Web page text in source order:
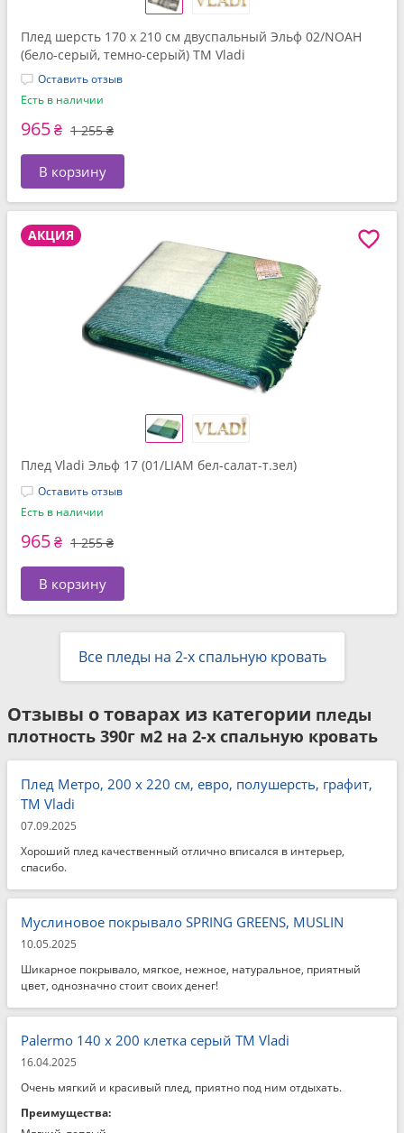
Плед шерсть 170 x 210 см двуспальный Эльф 02/NOAH
(бело-серый, темно-серый) ТМ Vladi
Оставить отзыв
Есть в наличии
965₴ 1 255 ₴
В корзину
АКЦИЯ
Плед Vladi Эльф 17 (01/LIAM бел-салат-т.зел)
Оставить отзыв
Есть в наличии
965₴ 1 255 ₴
В корзину
Все пледы на 2-х спальную кровать
Отзывы о товарах из категории пледы
плотность 390г м2 на 2-х спальную кровать
Плед Метро, 200 x 220 см, евро, полушерсть, графит,
ТМ Vladi
07.09.2025
Хороший плед качественный отлично вписался в интерьер,
спасибо.
Муслиновое покрывало SPRING GREENS, MUSLIN
10.05.2025
Шикарное покрывало, мягкое, нежное, натуральное, приятный
цвет, однозначно стоит своих денег!
Palermo 140 x 200 клетка серый ТМ Vladi
16.04.2025
Очень мягкий и красивый плед, приятно под ним отдыхать.
Преимущества: